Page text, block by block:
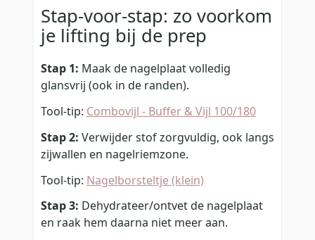
Stap-voor-stap: zo voorkom
je lifting bij de prep
Stap 1: Maak de nagelplaat volledig
glansvrij (ook in de randen).
Tool-tip: Combovijl - Buffer & Vijl 100/180
Stap 2: Verwijder stof zorgvuldig, ook langs
zijwallen en nagelriemzone.
Tool-tip: Nagelborsteltje (klein)
Stap 3: Dehydrateer/ontvet de nagelplaat
en raak hem daarna niet meer aan.